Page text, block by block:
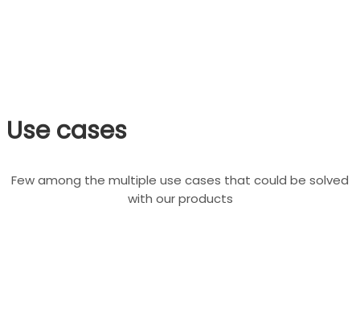
Use cases
Few among the multiple use cases that could be solved
with our products